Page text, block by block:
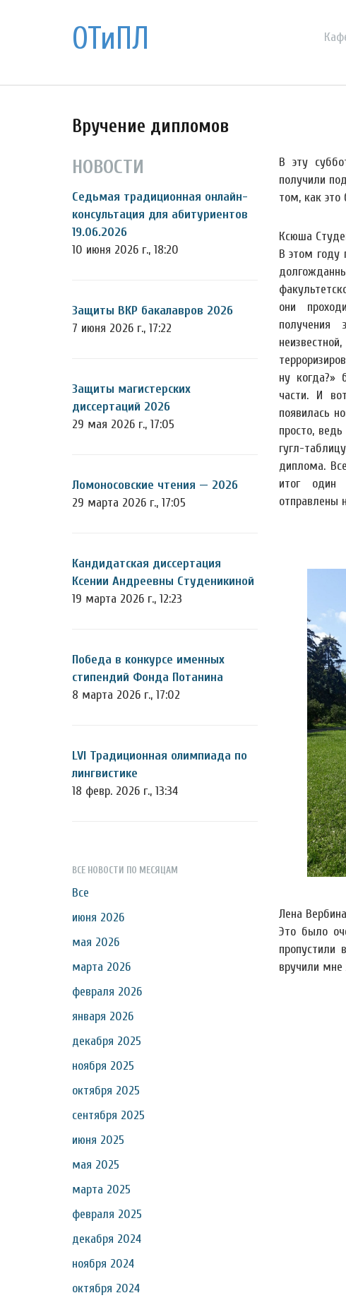
ОТиПЛ
Вручение дипломов
НОВОСТИ
Седьмая традиционная онлайн-
консультация для абитуриентов
19.06.2026
10 июня 2026 г., 18:20
Защиты ВКР бакалавров 2026
7 июня 2026 г., 17:22
Защиты магистерских
диссертаций 2026
29 мая 2026 г., 17:05
Ломоносовские чтения — 2026
29 марта 2026 г., 17:05
Кандидатская диссертация
Ксении Андреевны Студеникиной
19 марта 2026 г., 12:23
Победа в конкурсе именных
стипендий Фонда Потанина
8 марта 2026 г., 17:02
LVI Традиционная олимпиада по
лингвистике
18 февр. 2026 г., 13:34
ВСЕ НОВОСТИ ПО МЕСЯЦАМ
Все
июня 2026
мая 2026
марта 2026
февраля 2026
января 2026
декабря 2025
ноября 2025
октября 2025
сентября 2025
июня 2025
мая 2025
марта 2025
февраля 2025
декабря 2024
ноября 2024
октября 2024
В эту
получили
том, как это
Ксюша
В этом году
они
получения
ну когда?»
части. И
появилась
просто,
гугл-
диплома.
итог
отправлены
Лена
Это было
пропустили
вручили мне